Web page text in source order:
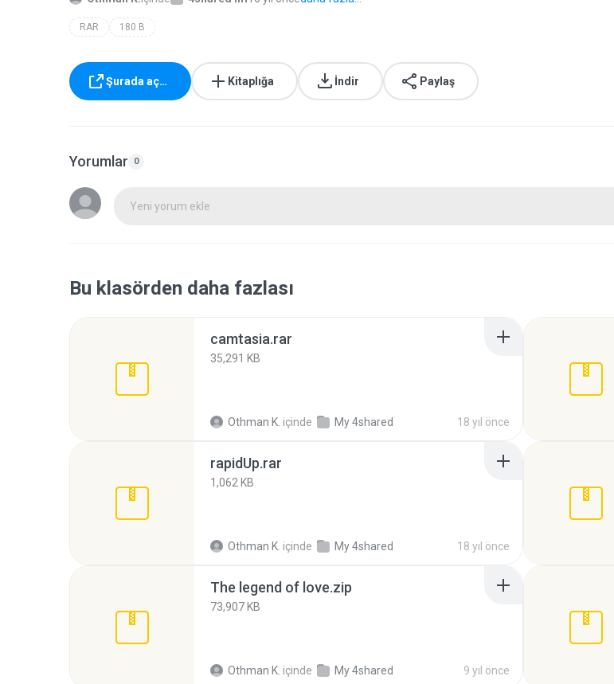
RAR 180 B
Şurada aç… Kitaplığa İndir Paylaş
Yorumlar 0
Yeni yorum ekle
Bu klasörden daha fazlası
camtasia.rar
35,291 KB
Othman K. içinde My 4shared 18 yıl önce
rapidUp.rar
1,062 KB
Othman K. içinde My 4shared 18 yıl önce
The legend of love.zip
73,907 KB
Othman K. içinde My 4shared 9 yıl önce